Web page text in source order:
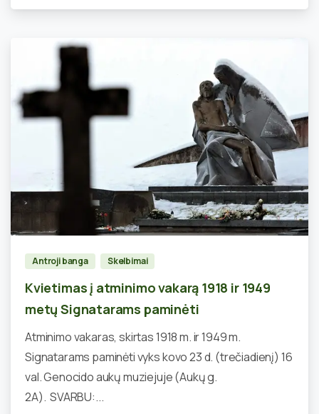
0
Antroji banga Skelbimai
Kvietimas į atminimo vakarą 1918 ir 1949
metų Signatarams paminėti
Atminimo vakaras, skirtas 1918 m. ir 1949 m.
Signatarams paminėti vyks kovo 23 d. (trečiadienį) 16
val. Genocido aukų muziejuje (Aukų g.
2A). SVARBU:...